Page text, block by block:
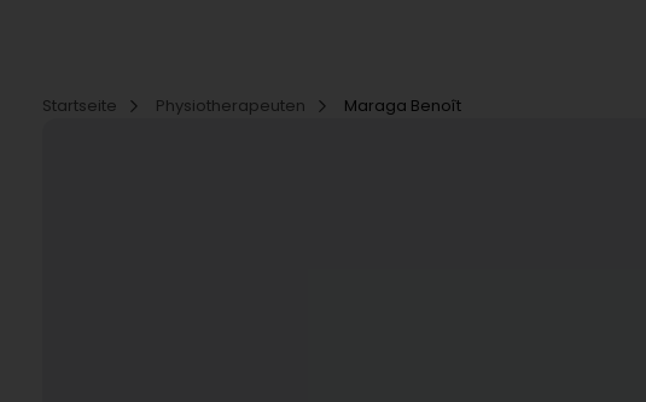
Startseite
Physiotherapeuten Maraga Benoît